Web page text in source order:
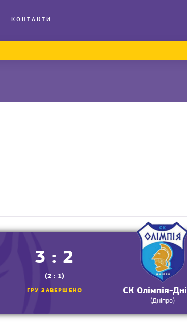
КОНТАКТИ
3 : 2
(2 : 1)
ГРУ ЗАВЕРШЕНО СК Олімпія-
(Дніпро)